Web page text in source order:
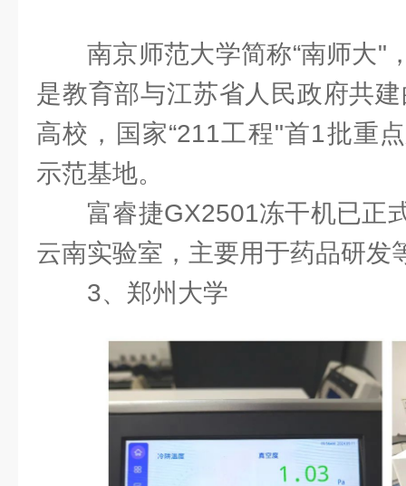
南京师范大学简称“南师大"
是教育部与江苏省人民政府共
高校，国家“211工程"首1批重
示范基地。
富睿捷GX2501冻干机已正
云南实验室，主要用于药品研发
3、郑州大学